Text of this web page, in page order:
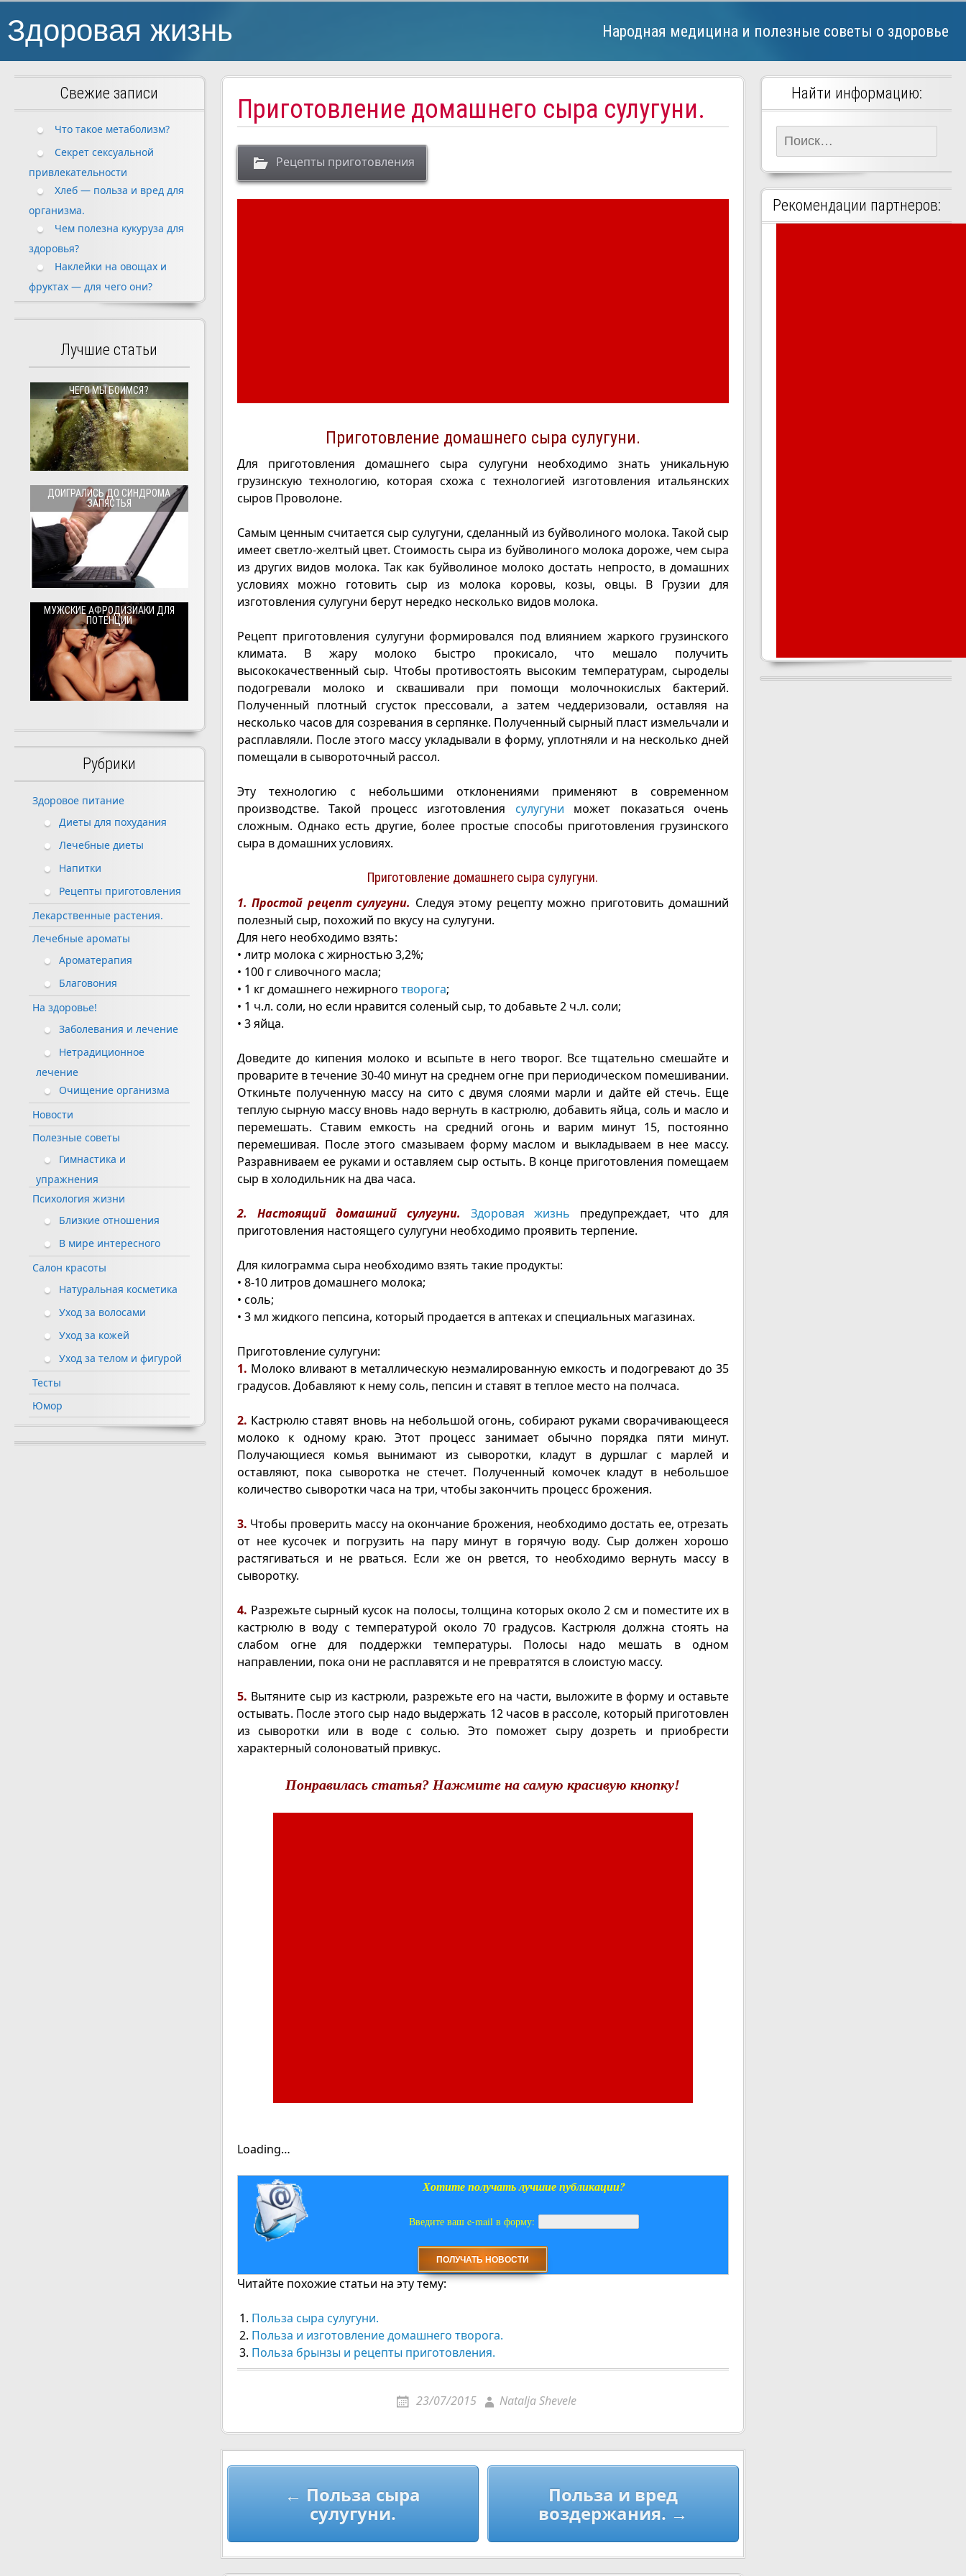
Здоровая жизнь Народная медицина и полезные советы о здоровье
Приготовление домашнего сыра сулугуни.
Рецепты приготовления
Приготовление домашнего сыра сулугуни.
Для приготовления домашнего сыра сулугуни необходимо знать уникальную
грузинскую технологию, которая схожа с технологией изготовления итальянских
сыров Проволоне.
Самым ценным считается сыр сулугуни, сделанный из буйволиного молока. Такой сыр
имеет светло-желтый цвет. Стоимость сыра из буйволиного молока дороже, чем сыра
из других видов молока. Так как буйволиное молоко достать непросто, в домашних
условиях можно готовить сыр из молока коровы, козы, овцы. В Грузии для
изготовления сулугуни берут нередко несколько видов молока.
Рецепт приготовления сулугуни формировался под влиянием жаркого грузинского
климата. В жару молоко быстро прокисало, что мешало получить
высококачественный сыр. Чтобы противостоять высоким температурам, сыроделы
подогревали молоко и сквашивали при помощи молочнокислых бактерий.
Полученный плотный сгусток прессовали, а затем чеддеризовали, оставляя на
несколько часов для созревания в серпянке. Полученный сырный пласт измельчали и
расплавляли. После этого массу укладывали в форму, уплотняли и на несколько дней
помещали в сывороточный рассол.
Эту технологию с небольшими отклонениями применяют в современном
производстве. Такой процесс изготовления сулугуни может показаться очень
сложным. Однако есть другие, более простые способы приготовления грузинского
сыра в домашних условиях.
Приготовление домашнего сыра сулугуни.
1. Простой рецепт сулугуни. Следуя этому рецепту можно приготовить домашний
полезный сыр, похожий по вкусу на сулугуни.
Для него необходимо взять:
• литр молока с жирностью 3,2%;
• 100 г сливочного масла;
• 1 кг домашнего нежирного творога;
• 1 ч.л. соли, но если нравится соленый сыр, то добавьте 2 ч.л. соли;
• 3 яйца.
Доведите до кипения молоко и всыпьте в него творог. Все тщательно смешайте и
проварите в течение 30-40 минут на среднем огне при периодическом помешивании.
Откиньте полученную массу на сито с двумя слоями марли и дайте ей стечь. Еще
теплую сырную массу вновь надо вернуть в кастрюлю, добавить яйца, соль и масло и
перемешать. Ставим емкость на средний огонь и варим минут 15, постоянно
перемешивая. После этого смазываем форму маслом и выкладываем в нее массу.
Разравниваем ее руками и оставляем сыр остыть. В конце приготовления помещаем
сыр в холодильник на два часа.
2. Настоящий домашний сулугуни. Здоровая жизнь предупреждает, что для
приготовления настоящего сулугуни необходимо проявить терпение.
Для килограмма сыра необходимо взять такие продукты:
• 8-10 литров домашнего молока;
• соль;
• 3 мл жидкого пепсина, который продается в аптеках и специальных магазинах.
Приготовление сулугуни:
1. Молоко вливают в металлическую неэмалированную емкость и подогревают до 35
градусов. Добавляют к нему соль, пепсин и ставят в теплое место на полчаса.
2. Кастрюлю ставят вновь на небольшой огонь, собирают руками сворачивающееся
молоко к одному краю. Этот процесс занимает обычно порядка пяти минут.
Получающиеся комья вынимают из сыворотки, кладут в дуршлаг с марлей и
оставляют, пока сыворотка не стечет. Полученный комочек кладут в небольшое
количество сыворотки часа на три, чтобы закончить процесс брожения.
3. Чтобы проверить массу на окончание брожения, необходимо достать ее, отрезать
от нее кусочек и погрузить на пару минут в горячую воду. Сыр должен хорошо
растягиваться и не рваться. Если же он рвется, то необходимо вернуть массу в
сыворотку.
4. Разрежьте сырный кусок на полосы, толщина которых около 2 см и поместите их в
кастрюлю в воду с температурой около 70 градусов. Кастрюля должна стоять на
слабом огне для поддержки температуры. Полосы надо мешать в одном
направлении, пока они не расплавятся и не превратятся в слоистую массу.
5. Вытяните сыр из кастрюли, разрежьте его на части, выложите в форму и оставьте
остывать. После этого сыр надо выдержать 12 часов в рассоле, который приготовлен
из сыворотки или в воде с солью. Это поможет сыру дозреть и приобрести
характерный солоноватый привкус.
Понравилась статья? Нажмите на самую красивую кнопку!
Loading…
Хотите получать лучшие публикации?
Введите ваш e-mail в форму:
Читайте похожие статьи на эту тему:
Польза сыра сулугуни.
Польза и изготовление домашнего творога.
Польза брынзы и рецепты приготовления.
23/07/2015 Natalja Shevele
Навигация
записям
Польза и вред
воздержания. →
← Польза сыра
сулугуни.
Свежие записи
Что такое метаболизм?
Секрет сексуальной
привлекательности
Хлеб — польза и вред для
организма.
Чем полезна кукуруза для
здоровья?
Наклейки на овощах и
фруктах — для чего они?
Лучшие статьи
ЧЕГО МЫ БОИМСЯ?
ДОИГРАЛИСЬ ДО СИНДРОМА
ЗАПЯСТЬЯ
МУЖСКИЕ АФРОДИЗИАКИ ДЛЯ
ПОТЕНЦИИ
Рубрики
Здоровое питание
Диеты для похудания
Лечебные диеты
Напитки
Рецепты приготовления
Лекарственные растения.
Лечебные ароматы
Ароматерапия
Благовония
На здоровье!
Заболевания и лечение
Нетрадиционное
лечение
Очищение организма
Новости
Полезные советы
Гимнастика и
упражнения
Психология жизни
Близкие отношения
В мире интересного
Салон красоты
Натуральная косметика
Уход за волосами
Уход за кожей
Уход за телом и фигурой
Тесты
Юмор
Найти информацию:
Рекомендации партнеров: